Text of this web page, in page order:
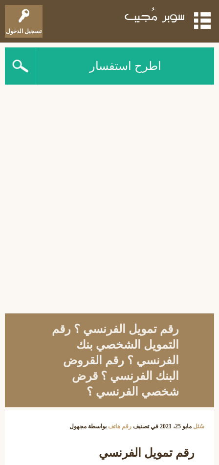
تسجيل الدخول
اطرح استفسار
رقم تمويل الفرنسي ؟ رقم
التمويل الشخصي بنك
الفرنسي ؟ رقم القروض
البنك الفرنسي ؟ قرض
شخصي الفرنسي ؟
سُئل مايو 25، 2021 في تصنيف رقم هاتف بواسطة مجهول
رقم تمويل الفرنسي